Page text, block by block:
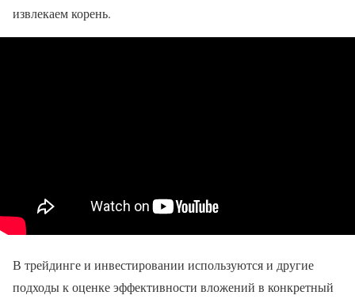
извлекаем корень.
В трейдинге и инвестировании используются и другие
подходы к оценке эффективности вложений в конкретный